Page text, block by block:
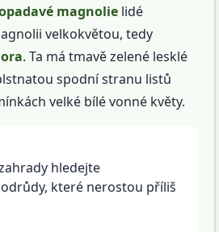
magnolie lidé
velkokvětou, tedy
. Ta má tmavě zelené lesklé
spodní stranu listů
velké bílé vonné květy.
hledejte
které nerostou příliš